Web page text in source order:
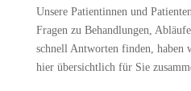
Unsere Patientinnen und
Fragen zu Behandlungen,
schnell Antworten finden, haben
hier übersichtlich für Sie